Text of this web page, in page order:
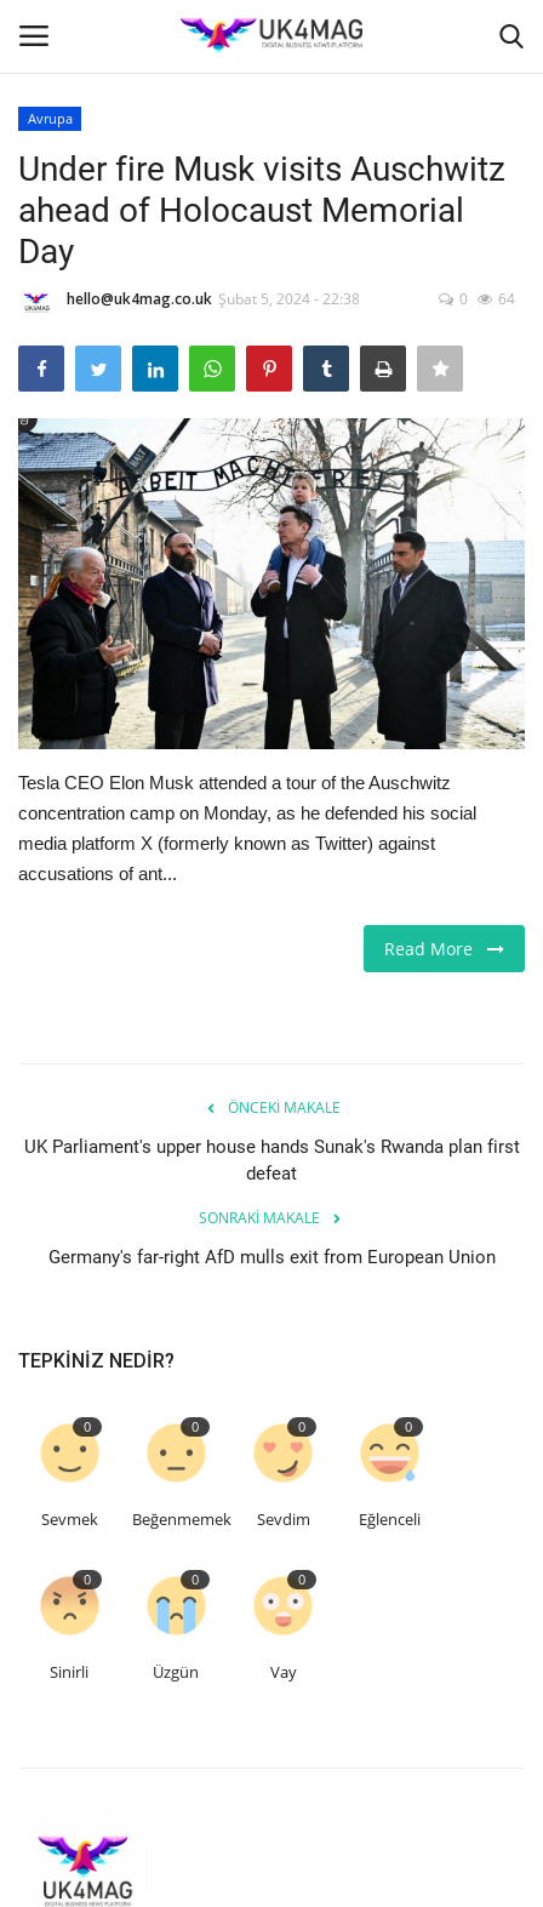
Ana Sayfa
İş Platformu
TVNET
Londra
İş İlanları
Seri İlanlar
İngiltere
Videolar
İş & Ekonomi
Pazaryeri
Etkinlik
Hakkımızda
Dilim
Avrupa
Under fire Musk visits Auschwitz
ahead of Holocaust Memorial
Day
hello@uk4mag.co.uk Şubat 5, 2024 - 22:38 0 64
Tesla CEO Elon Musk attended a tour of the Auschwitz
concentration camp on Monday, as he defended his social
media platform X (formerly known as Twitter) against
accusations of ant...
Read More
ÖNCEKI MAKALE
UK Parliament's upper house hands Sunak's Rwanda plan first
defeat
SONRAKI MAKALE
Germany's far-right AfD mulls exit from European Union
TEPKINIZ NEDIR?
0
Sevmek
0
Beğenmemek
0
Sevdim
0
Eğlenceli
0
Sinirli
0
Üzgün
0
Vay